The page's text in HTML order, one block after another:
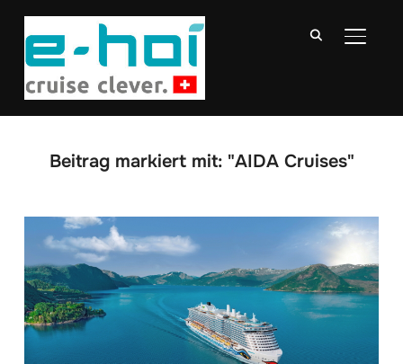
Beitrag markiert mit: "AIDA Cruises"